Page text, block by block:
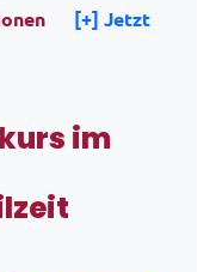
[+] Jetzt
im